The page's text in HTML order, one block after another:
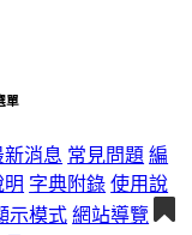
單
新消息 常見問題 編
字典附錄 使用說
示模式 網站導覽